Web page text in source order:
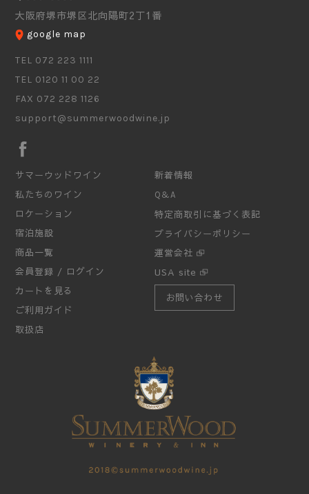
大阪府堺市堺区北向陽町2丁1番
google map
TEL 072 223 1111
TEL 0120 11 00 22
FAX 072 228 1126
support@summerwoodwine.jp
サマーウッドワイン
私たちのワイン
ロケーション
宿泊施設
商品一覧
会員登録 / ログイン
カートを見る
ご利用ガイド
取扱店
新着情報
Q&A
特定商取引に基づく表記
プライバシーポリシー
運営会社
USA site
お問い合わせ